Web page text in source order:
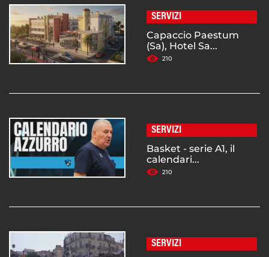
SERVIZI
Capaccio Paestum
(Sa), Hotel Sa...
210
SERVIZI
Basket - serie A1, il
calendari...
210
SERVIZI